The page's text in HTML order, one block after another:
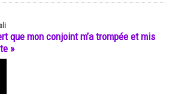
que mon conjoint m’a trompée et mis
»